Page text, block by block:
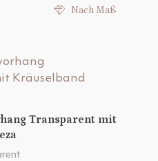
Nach Maß
Transparent mit